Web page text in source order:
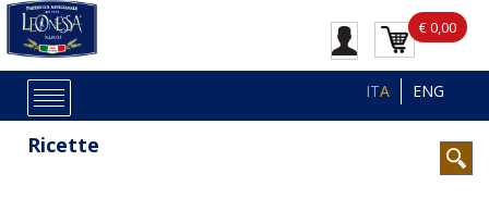
€ 0,00
ITA ENG
Ricette